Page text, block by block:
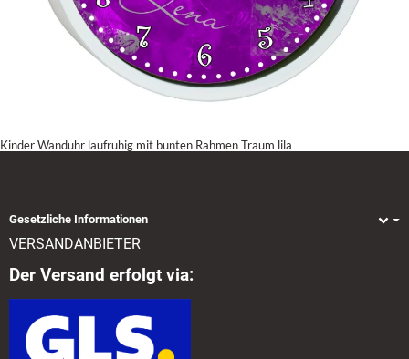
Kinder Wanduhr laufruhig mit bunten Rahmen Traum lila
Gesetzliche Informationen
VERSANDANBIETER
Der Versand erfolgt via: